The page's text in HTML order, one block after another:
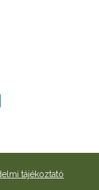
tájékoztató